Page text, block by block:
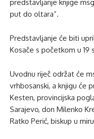
predstavljanje knjige
put do oltara”.
Predstavljanje će biti
Kosače s početkom u 19
Uvodnu riječ održat će
vrhbosanski, a knjigu će
Kesten, provincijska
Sarajevo, don Milenko
Ratko Perić, biskup u